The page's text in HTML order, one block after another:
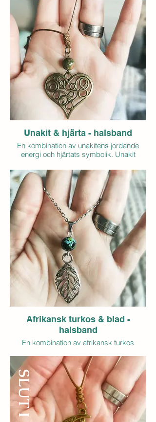
Unakit & hjärta - halsband
En kombination av unakitens jordande
energi och hjärtats symbolik. Unakit
läkning och att förena hjärtat med det som
känns sant. Hjärtat symboliserar kärlek,
omtanke och kontakt med det som
betyder mest.
Tillsammans blir det ett smycke som
påminner om att lyssna till hjärtat och låta
kärlek och balans få ta plats i vardagen.
Detaljer:
Unakitpärla
Hjärta i bronsfärgad metall
Justerbart snöre i polyester med
dubbelknut
Pris: 60 kr (exkl. frakt)
Afrikansk turkos & blad -
halsband
En kombination av afrikansk turkos
turkos förknippas ofta med utveckling,
förändring och att våga följa sin egen väg.
Bladet symboliserar naturens cykler,
växande och förnyelse.
Tillsammans blir det ett smycke som
påminner om att livet ständigt förändras